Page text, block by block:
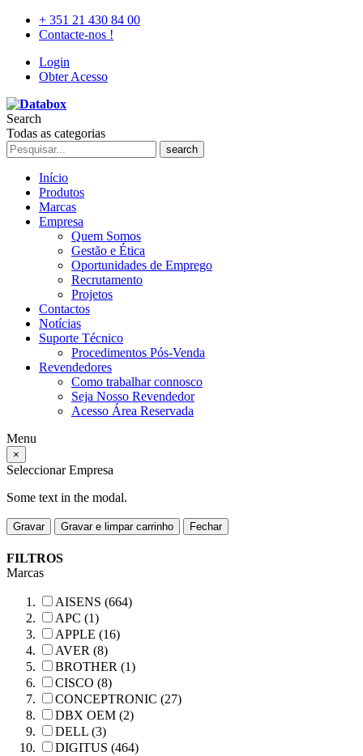
+ 351 21 430 84 00
Contacte-nos !
Login
Obter Acesso
Search
Todas as categorias
search
Início
Produtos
Marcas
Empresa
Quem Somos
Gestão e Ética
Oportunidades de Emprego
Recrutamento
Projetos
Contactos
Notícias
Suporte Técnico
Procedimentos Pós-Venda
Revendedores
Como trabalhar connosco
Seja Nosso Revendedor
Acesso Área Reservada
Menu
×
Seleccionar Empresa
Some text in the modal.
Gravar Gravar e limpar carrinho Fechar
FILTROS
Marcas
AISENS (664)
APC (1)
APPLE (16)
AVER (8)
BROTHER (1)
CISCO (8)
CONCEPTRONIC (27)
DBX OEM (2)
DELL (3)
DIGITUS (464)